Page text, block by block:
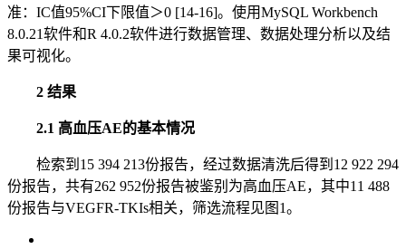
准：IC值95%CI下限值＞0 [14-16]。使用MySQL Workbench
8.0.21软件和R 4.0.2软件进行数据管理、数据处理分析以及结
果可视化。
2 结果
2.1 高血压AE的基本情况
检索到15 394 213份报告，经过数据清洗后得到12 922 294
份报告，共有262 952份报告被鉴别为高血压AE，其中11 488
份报告与VEGFR-TKIs相关，筛选流程见图1。